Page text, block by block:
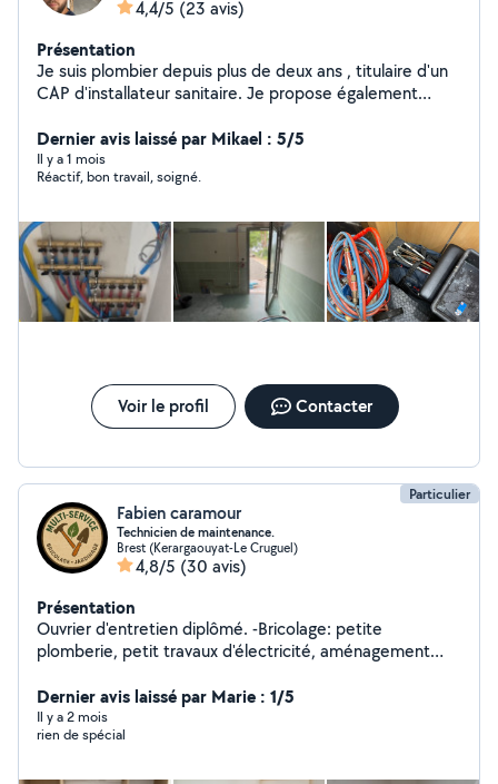
4,4/5 (23 avis)
Présentation
Je suis plombier depuis plus de deux ans , titulaire d'un
CAP d'installateur sanitaire. Je propose également
bricolage en tout genre.
Dernier avis laissé par Mikael : 5/5
Il y a 1 mois
Réactif, bon travail, soigné.
Voir le profil Contacter
Particulier
Fabien caramour
Technicien de maintenance.
Brest (Kerargaouyat-Le Cruguel)
4,8/5 (30 avis)
Présentation
Ouvrier d'entretien diplômé. -Bricolage: petite
plomberie, petit travaux d'électricité, aménagement
haie, tonte pelouse, etc... N'hésitez pas à me contacter
Dernier avis laissé par Marie : 1/5
Il y a 2 mois
rien de spécial